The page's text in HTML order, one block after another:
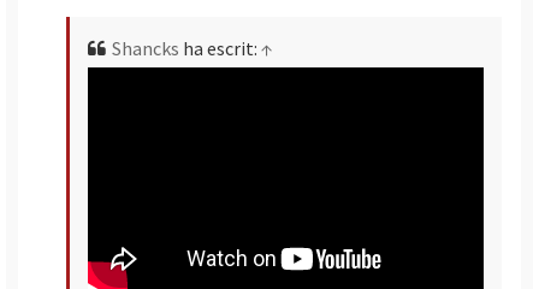
Shancks ha escrit: ↑